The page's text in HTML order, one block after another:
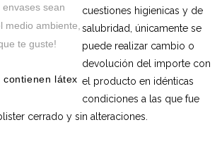
sean
medio ambiente,
te guste!
contienen látex
cuestiones higienicas y de
salubridad, únicamente se
puede realizar cambio o
devolución del importe con
el producto en idénticas
condiciones a las que fue
cerrado y sin alteraciones.